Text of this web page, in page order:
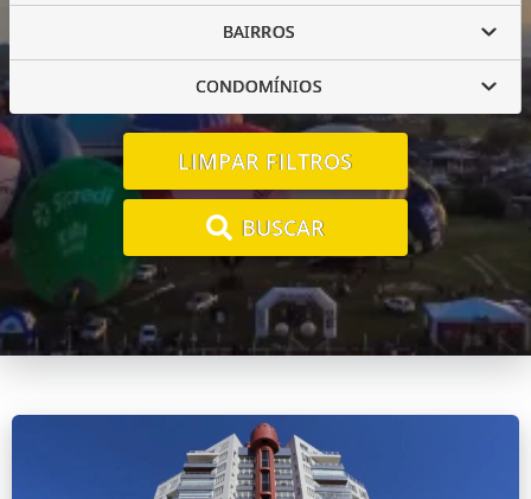
BAIRROS
CONDOMÍNIOS
LIMPAR FILTROS
BUSCAR